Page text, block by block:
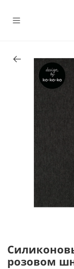
розовом